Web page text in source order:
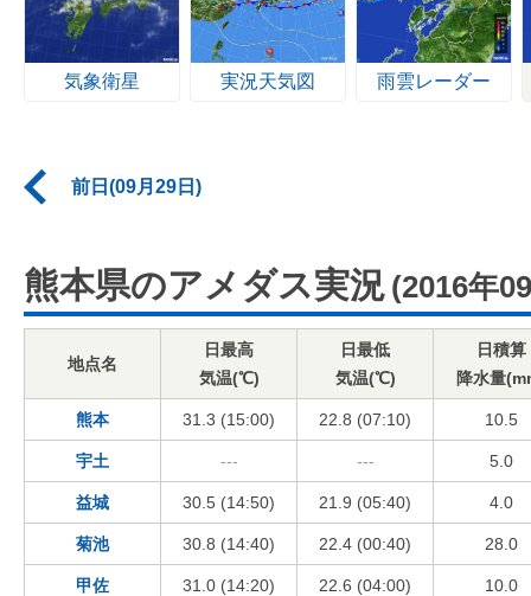
気象衛星 実況天気図 雨雲レーダー
前日(09月29日)
熊本県のアメダス実況 (2016年
地点名
日最高
気温(℃)
日最低
気温(℃)
日積算
降水量
熊本 31.3 (15:00) 22.8 (07:10) 10.5
宇土 --- --- 5.0
益城 30.5 (14:50) 21.9 (05:40) 4.0
菊池 30.8 (14:40) 22.4 (00:40) 28.0
甲佐 31.0 (14:20) 22.6 (04:00) 10.0